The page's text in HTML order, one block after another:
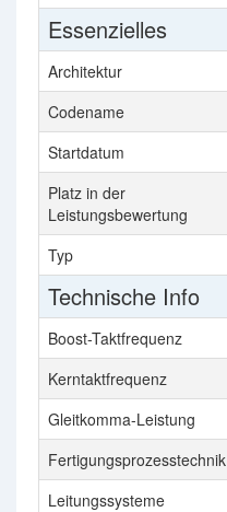
Essenzielles
Architektur
Codename
Startdatum
Platz in der
Leistungsbewertung
Typ
Technische Info
Boost-Taktfrequenz
Kerntaktfrequenz
Gleitkomma-Leistung
Fertigungsprozesstechnik
Leitungssysteme